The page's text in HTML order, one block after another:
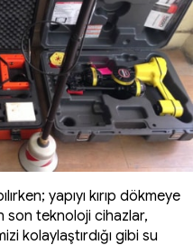
yapıyı kırıp dökmeye
son teknoloji cihazlar,
kolaylaştırdığı gibi su